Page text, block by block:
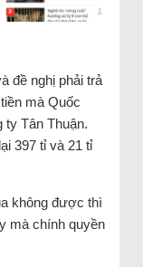
đề nghị phải trả
mà Quốc
ty Tân Thuận.
397 tỉ và 21 tỉ
không được thì
mà chính quyền